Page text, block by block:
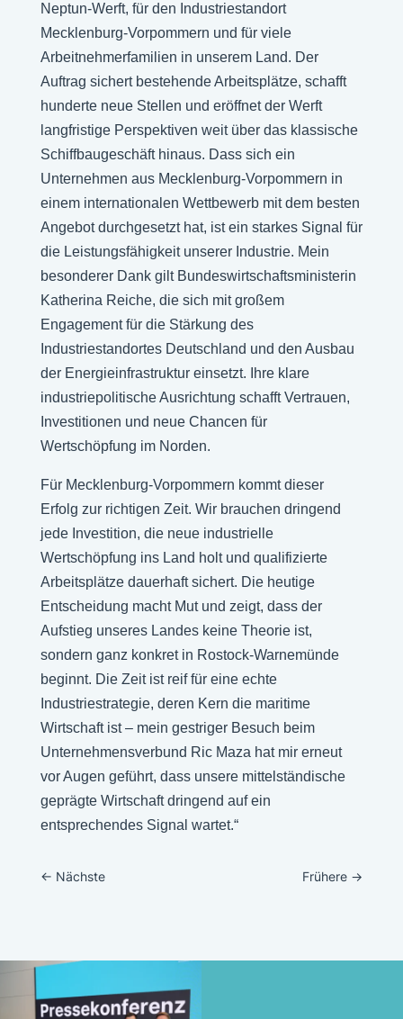
Neptun-Werft, für den Industriestandort
Mecklenburg-Vorpommern und für viele
Arbeitnehmerfamilien in unserem Land. Der
Auftrag sichert bestehende Arbeitsplätze, schafft
hunderte neue Stellen und eröffnet der Werft
langfristige Perspektiven weit über das klassische
Schiffbaugeschäft hinaus. Dass sich ein
Unternehmen aus Mecklenburg-Vorpommern in
einem internationalen Wettbewerb mit dem besten
Angebot durchgesetzt hat, ist ein starkes Signal für
die Leistungsfähigkeit unserer Industrie. Mein
besonderer Dank gilt Bundeswirtschaftsministerin
Katherina Reiche, die sich mit großem
Engagement für die Stärkung des
Industriestandortes Deutschland und den Ausbau
der Energieinfrastruktur einsetzt. Ihre klare
industriepolitische Ausrichtung schafft Vertrauen,
Investitionen und neue Chancen für
Wertschöpfung im Norden.
Für Mecklenburg-Vorpommern kommt dieser
Erfolg zur richtigen Zeit. Wir brauchen dringend
jede Investition, die neue industrielle
Wertschöpfung ins Land holt und qualifizierte
Arbeitsplätze dauerhaft sichert. Die heutige
Entscheidung macht Mut und zeigt, dass der
Aufstieg unseres Landes keine Theorie ist,
sondern ganz konkret in Rostock-Warnemünde
beginnt. Die Zeit ist reif für eine echte
Industriestrategie, deren Kern die maritime
Wirtschaft ist – mein gestriger Besuch beim
Unternehmensverbund Ric Maza hat mir erneut
vor Augen geführt, dass unsere mittelständische
geprägte Wirtschaft dringend auf ein
entsprechendes Signal wartet.“
← Nächste Frühere →